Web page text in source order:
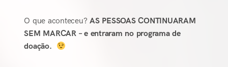
O que aconteceu?AS PESSOAS CONTINUARAM
SEM MARCAR – e entraram no programa de
doação.